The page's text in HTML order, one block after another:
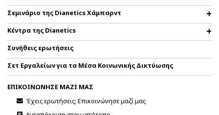
Σεμινάριο της Dianetics Χάμπαρντ
Κέντρα της Dianetics
Συνήθεις ερωτήσεις
Σετ Εργαλείων για τα Μέσα Κοινωνικής Δικτύωσης
ΕΠΙΚΟΙΝΩΝΗΣΕ ΜΑΖΙ ΜΑΣ
Έχεις ερωτήσεις; Επικοινώνησε μαζί μας